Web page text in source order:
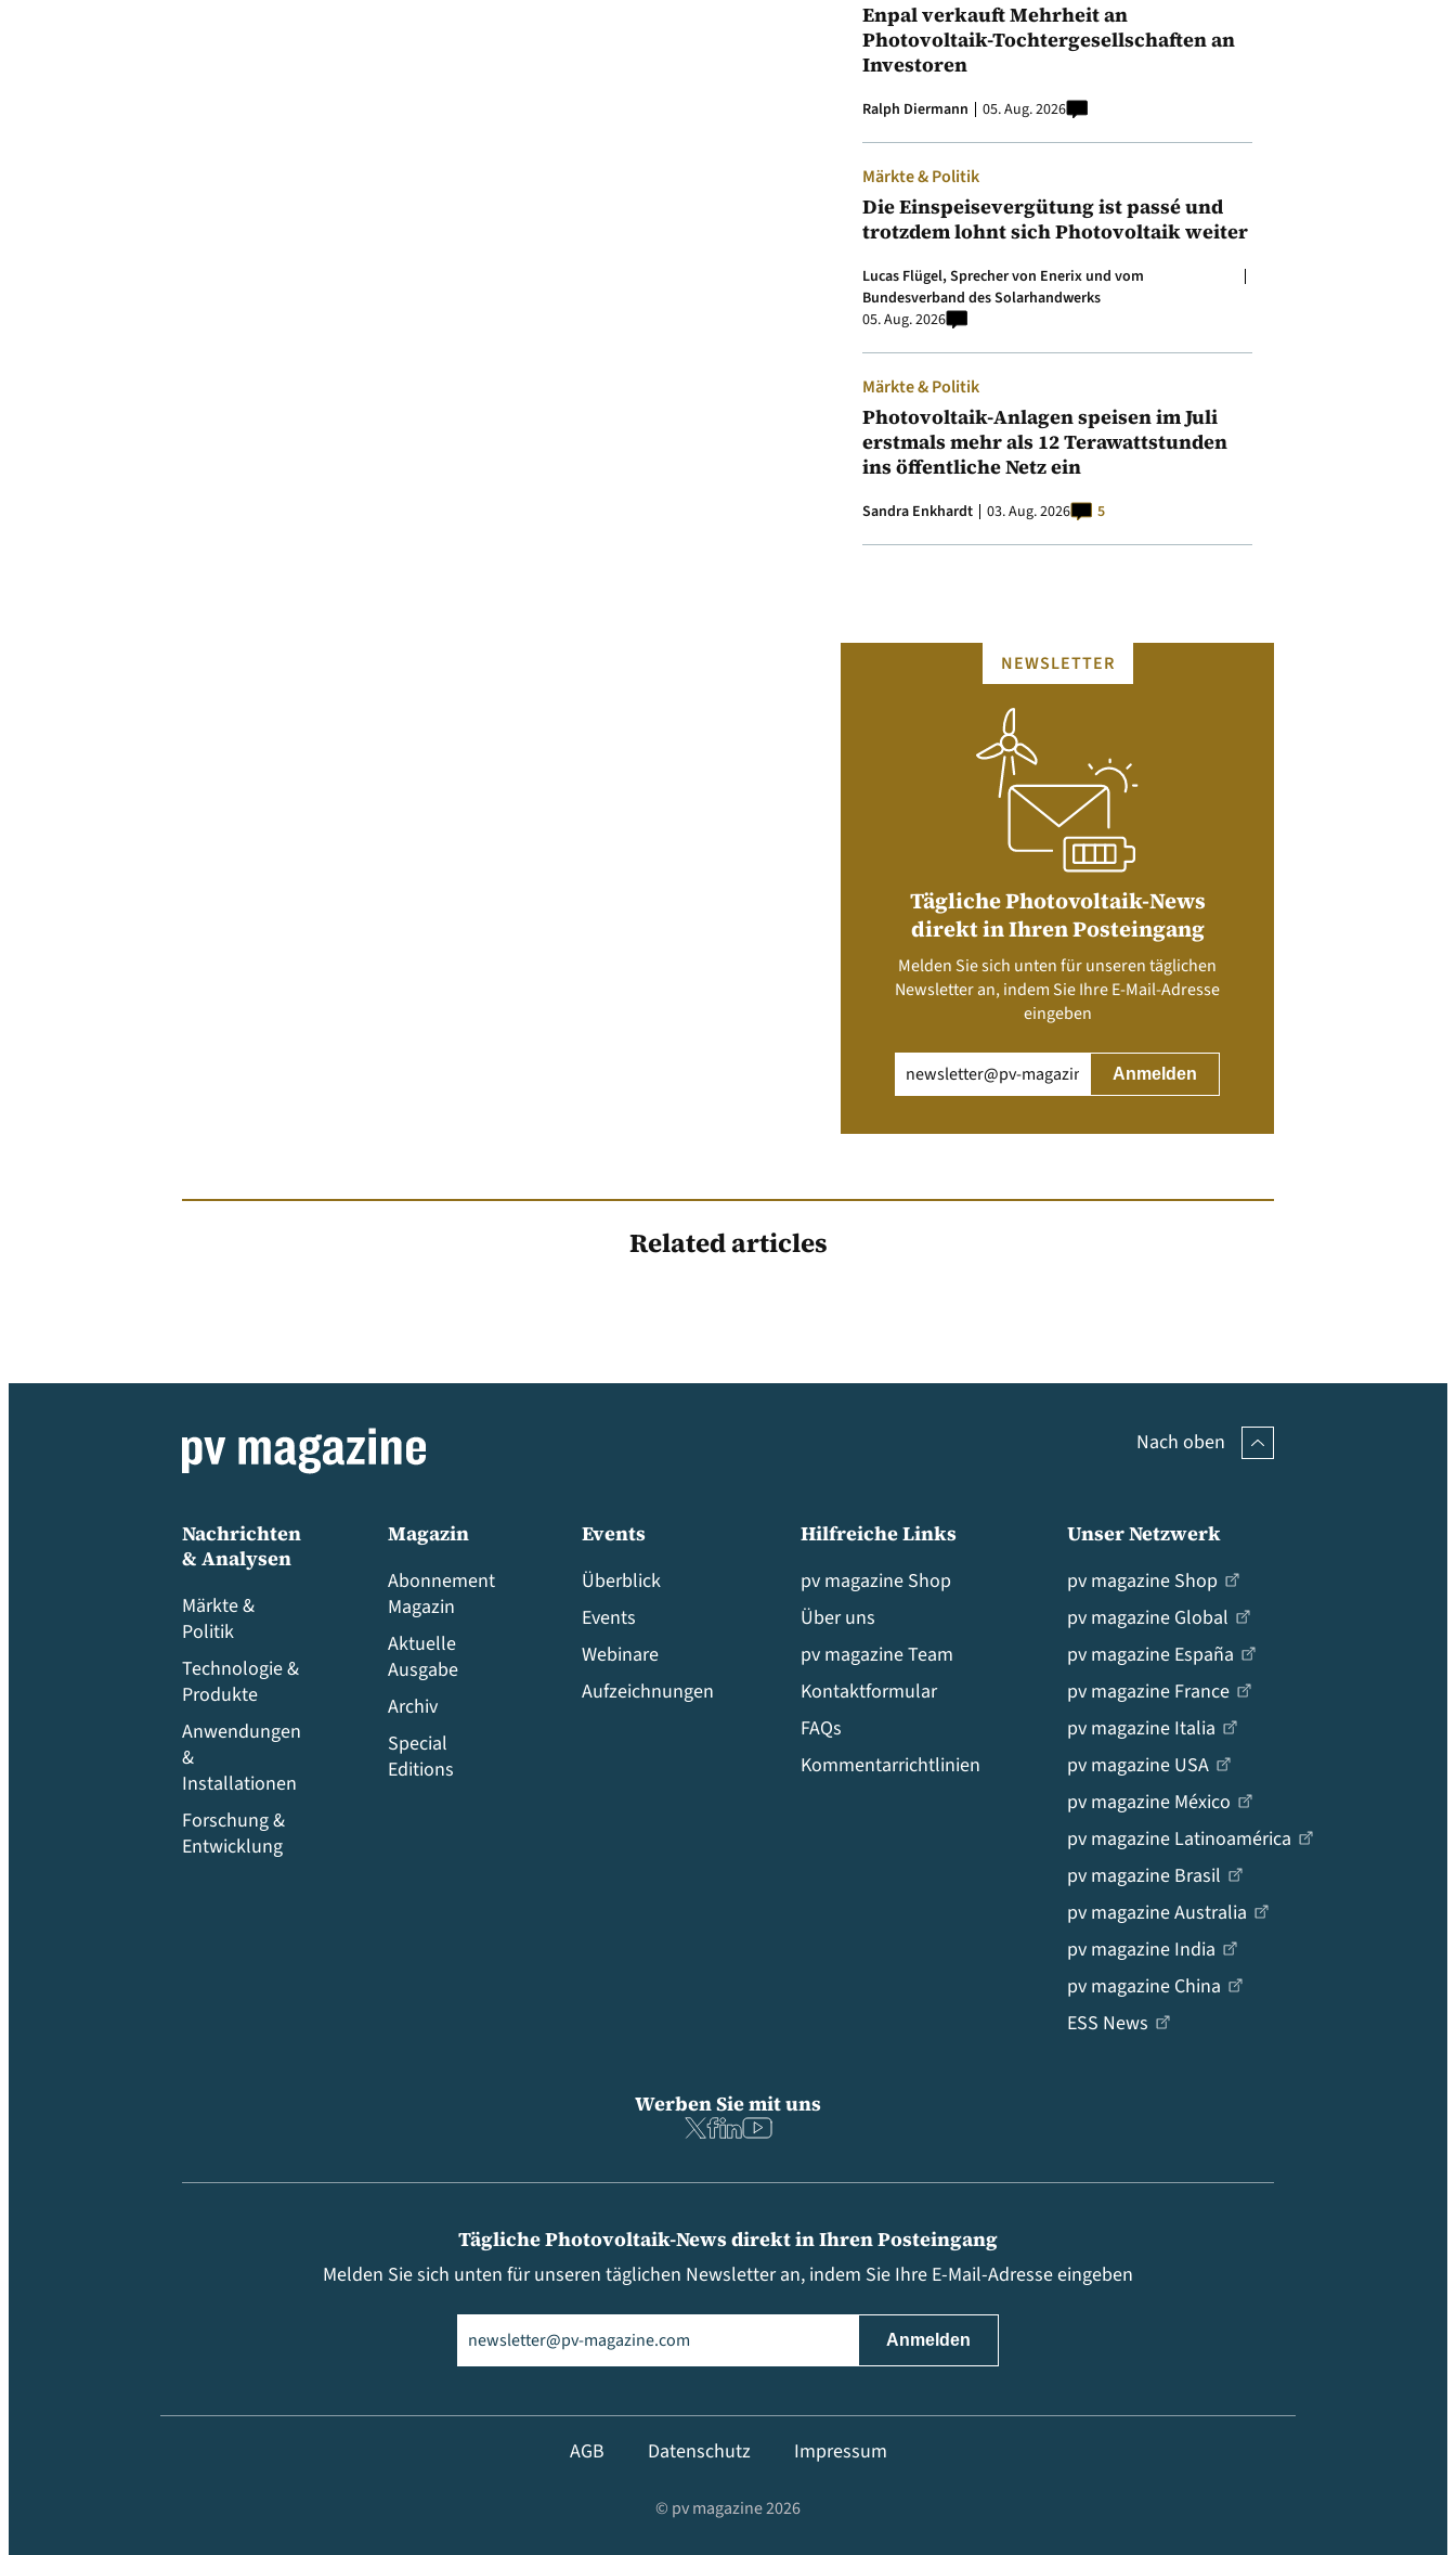
Enpal verkauft Mehrheit an
Photovoltaik-Tochtergesellschaften an
Investoren
Ralph Diermann 05. Aug. 2026
Märkte & Politik
Die Einspeisevergütung ist passé und
trotzdem lohnt sich Photovoltaik weiter
Lucas Flügel, Sprecher von Enerix und vom
Bundesverband des Solarhandwerks
05. Aug. 2026
Märkte & Politik
Photovoltaik-Anlagen speisen im Juli
erstmals mehr als 12 Terawattstunden
ins öffentliche Netz ein
Sandra Enkhardt 03. Aug. 2026 5
NEWSLETTER
Tägliche Photovoltaik-News
direkt in Ihren Posteingang
Melden Sie sich unten für unseren täglichen
Newsletter an, indem Sie Ihre E-Mail-Adresse
eingeben
(erforderlich)
Related articles
Nach oben
Nachrichten
& Analysen
Märkte &
Politik
Technologie &
Produkte
Anwendungen
&
Installationen
Forschung &
Entwicklung
Magazin
Abonnement
Magazin
Aktuelle
Ausgabe
Archiv
Special
Editions
Events
Überblick
Events
Webinare
Aufzeichnungen
Hilfreiche Links
pv magazine Shop
Über uns
pv magazine Team
Kontaktformular
FAQs
Kommentarrichtlinien
Unser Netzwerk
pv magazine Shop
pv magazine Global
pv magazine España
pv magazine France
pv magazine Italia
pv magazine USA
pv magazine México
pv magazine Latinoamérica
pv magazine Brasil
pv magazine Australia
pv magazine India
pv magazine China
ESS News
Tägliche Photovoltaik-News direkt in Ihren Posteingang
Melden Sie sich unten für unseren täglichen Newsletter an, indem Sie Ihre E-Mail-Adresse eingeben
(erforderlich)
Werben Sie mit uns
AGB Datenschutz Impressum
© pv magazine 2026